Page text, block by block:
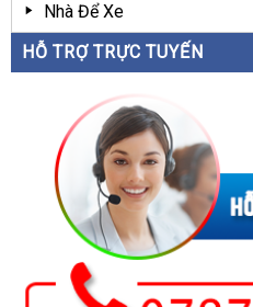
Nhà Để Xe
HỖ TRỢ TRỰC TUYẾN